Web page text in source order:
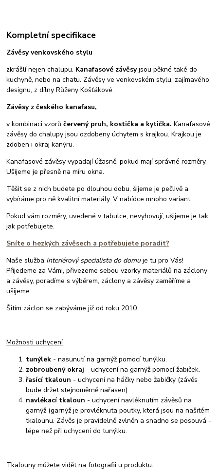
Kompletní specifikace
Závěsy venkovského stylu
zkrášlí nejen chalupu. Kanafasové závěsyjsou pěkné také do
kuchyně, nebo na chatu. Závěsy ve venkovském stylu, zajímavého
designu, z dílny Růženy Košťákové.
Závěsy z českého kanafasu,
v kombinaci vzorůčervený pruh, kostička a kytička.Kanafasové
závěsy do chalupy jsou ozdobeny úchytem s krajkou. Krajkou je
zdoben i okraj kanýru.
Kanafasové závěsy vypadají úžasně, pokud mají správné rozměry.
Ušijeme je přesně na míru okna.
Těšit se z nich budete po dlouhou dobu, šijeme je pečlivě a
vybíráme pro ně kvalitní materiály. V nabídce mnoho variant.
Pokud vám rozměry, uvedené v tabulce, nevyhovují, ušijeme je tak,
jak potřebujete.
Sníte o hezkých závěsech a potřebujete poradit?
Naše služba Interiérový specialista do domuje tu pro Vás!
Přijedeme za Vámi, přivezeme sebou vzorky materiálů na záclony
a závěsy, poradíme s výběrem, záclony a závěsy zaměříme a
ušijeme.
Šitím záclon se zabýváme již od roku 2010.
Možnosti uchycení
tunýlek - nasunutí na garnýž pomocí tunýlku.
zobroubený okraj - uchycení na garnýž pomocí žabiček.
řasící tkaloun - uchycení na háčky nebo žabičky (závěs
bude držet stejnoměrně nařasen)
navlékací tkaloun - uchycení navléknutím závěsů na
garnýž (garnýž je provléknuta poutky, která jsou na našitém
tkalounu. Závěs je pravidelně zvlněn a snadno se posouvá -
lépe než při uchycení do tunýlku.
Tkalouny můžete vidět na fotografii u produktu.